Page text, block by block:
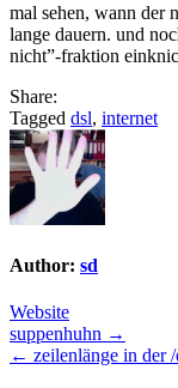
mal sehen, wann der
lange dauern. und
nicht”-fraktion
Share:
Tagged dsl, internet
Author: sd
Website
Post
navigation
suppenhuhn →
← zeilenlänge in der